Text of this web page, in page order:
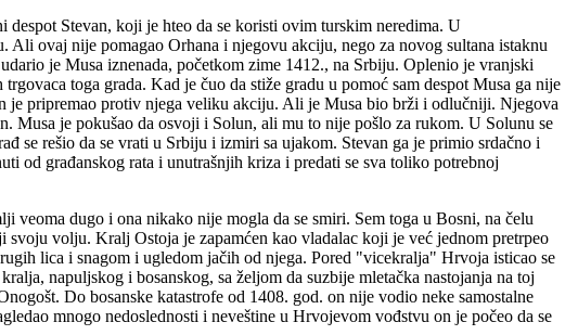
despot Stevan, koji je hteo da se koristi ovim turskim neredima. U
Ali ovaj nije pomagao Orhana i njegovu akciju, nego za novog sultana istaknu
je Musa iznenada, početkom zime 1412., na Srbiju. Oplenio je vranjski
toga grada. Kad je čuo da stiže gradu u pomoć sam despot Musa ga nije
je pripremao protiv njega veliku akciju. Ali je Musa bio brži i odlučniji. Njegova
Musa je pokušao da osvoji i Solun, ali mu to nije pošlo za rukom. U Solunu se
se rešio da se vrati u Srbiju i izmiri sa ujakom. Stevan ga je primio srdačno i
od građanskog rata i unutrašnjih kriza i predati se sva toliko potrebnoj
veoma dugo i ona nikako nije mogla da se smiri. Sem toga u Bosni, na čelu
volju. Kralj Ostoja je zapamćen kao vladalac koji je već jednom pretrpeo
lica i snagom i ugledom jačih od njega. Pored "vicekralja" Hrvoja isticao se
napuljskog i bosanskog, sa željom da suzbije mletačka nastojanja na toj
Do bosanske katastrofe od 1408. god. on nije vodio neke samostalne
mnogo nedoslednosti i neveštine u Hrvojevom vođstvu on je počeo da se